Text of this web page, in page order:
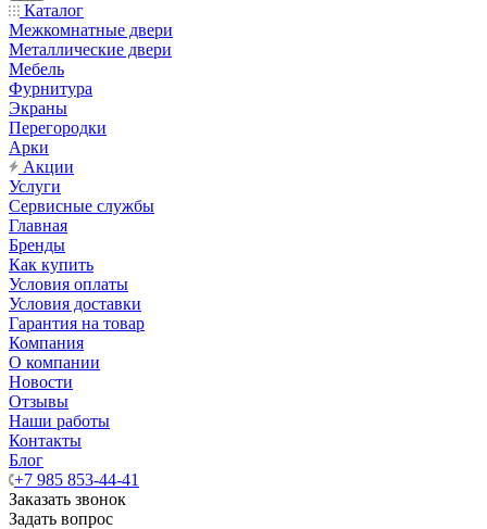
Каталог
Межкомнатные двери
Металлические двери
Мебель
Фурнитура
Экраны
Перегородки
Арки
Акции
Услуги
Сервисные службы
Главная
Бренды
Как купить
Условия оплаты
Условия доставки
Гарантия на товар
Компания
О компании
Новости
Отзывы
Наши работы
Контакты
Блог
+7 985 853-44-41
Заказать звонок
Задать вопрос